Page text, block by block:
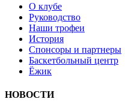
О клубе
Руководство
Наши трофеи
История
Спонсоры и партнеры
Баскетбольный центр
Ёжик
НОВОСТИ